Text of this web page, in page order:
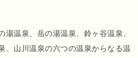
湯温泉、岳の湯温泉、鈴ヶ谷温泉、
、山川温泉の六つの温泉からなる温